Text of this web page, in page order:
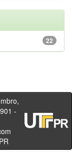
22
-